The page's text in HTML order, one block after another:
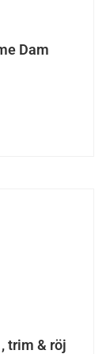
Dam
trim & röj